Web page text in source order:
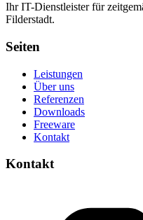
Ihr IT-Dienstleister für
Filderstadt.
Seiten
Leistungen
Über uns
Referenzen
Downloads
Freeware
Kontakt
Kontakt